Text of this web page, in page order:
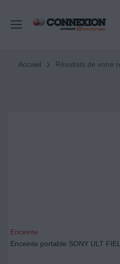
Accueil Résultats de votre
Enceinte
Enceinte portable SONY ULT